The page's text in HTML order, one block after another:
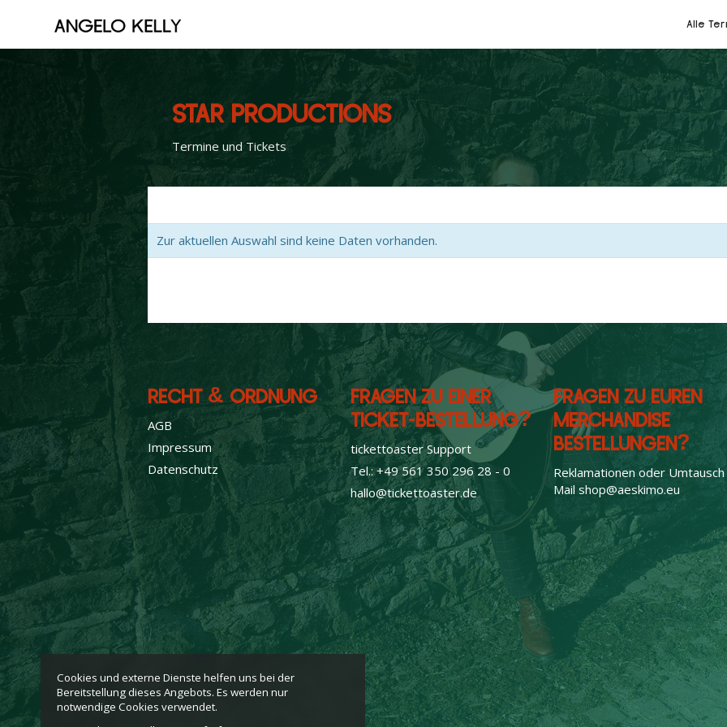
Alle
STAR PRODUCTIONS
Termine und Tickets
Zur aktuellen Auswahl sind keine Daten vorhanden.
RECHT & ORDNUNG
AGB
Impressum
Datenschutz
FRAGEN ZU EINER
TICKET-BESTELLUNG?
tickettoaster Support
Tel.: +49 561 350 296 28 - 0
hallo@tickettoaster.de
FRAGEN ZU EUREN
MERCHANDISE
BESTELLUNGEN?
Reklamationen oder Umtausch
Mail shop@aeskimo.eu
Cookies und externe Dienste helfen uns bei der
Bereitstellung dieses Angebots. Es werden nur
notwendige Cookies verwendet.